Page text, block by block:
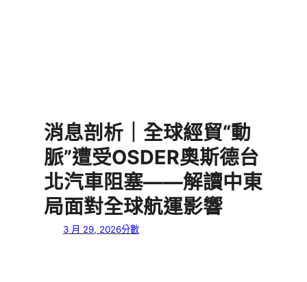
消息剖析｜全球經貿“動
脈”遭受OSDER奧斯德台
北汽車阻塞——解讀中東
局面對全球航運影響
3 月 29, 2026分數